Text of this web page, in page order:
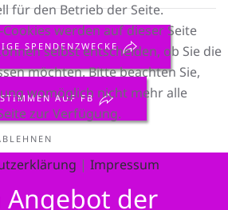
SPENDENZWECKE
AUF FB
Angebot der
für den Betrieb der Seite.
werden auf dieser Seite
selbst entscheiden, ob Sie die
möchten. Bitte beachten Sie,
womöglich nicht mehr alle
zur Verfügung.
| Impressum